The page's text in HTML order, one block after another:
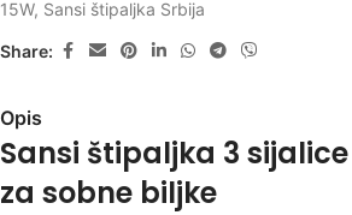
15W, Sansi štipaljka Srbija
Share:
Opis
Sansi štipaljka 3 sijalice
za sobne biljke